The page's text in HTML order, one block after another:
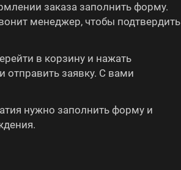
заказа заполнить форму.
менеджер, чтобы подтвердить
в корзину и нажать
заявку. С вами
нужно заполнить форму и